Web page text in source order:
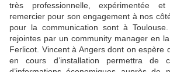
très professionnelle, expérimentée
remercier pour son engagement à nos
pour la communication sont à
rejointes par un community manager en
Ferlicot. Vincent à Angers dont on espère
en cours d’installation permettra de